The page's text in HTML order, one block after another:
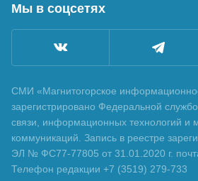
Мы в соцсетях
СМИ «Магнитогорское
зарегистрировано Федеральной
связи, информационных технологий и
коммуникаций. Запись в реестре
ЭЛ № ФС77-77805 от 31.01.2020 г.
Телефон редакции +7 (3519) 279-733